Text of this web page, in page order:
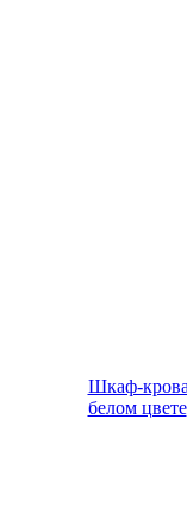
Шкаф-
белом цвете